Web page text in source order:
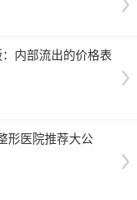
内部流出的价格表
形医院推荐大公